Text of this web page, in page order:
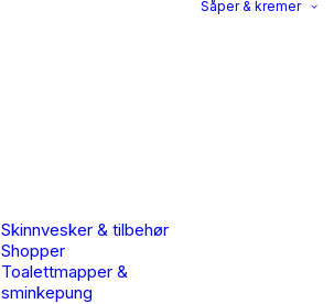
Skinnvesker & tilbehør
Shopper
Toalettmapper &
sminkepung
Såper & kremer